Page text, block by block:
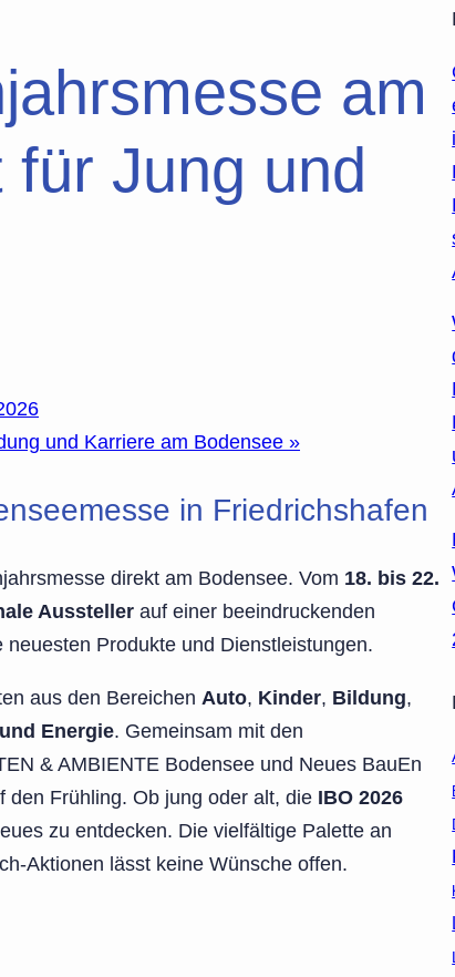
am
für Jung und
und Karriere am Bodensee »
in Friedrichshafen
direkt am Bodensee. Vom 18. bis 22.
Aussteller auf einer beeindruckenden
neuesten Produkte und Dienstleistungen.
aus den Bereichen Auto, Kinder, Bildung,
Energie. Gemeinsam mit den
& AMBIENTE Bodensee und Neues BauEn
den Frühling. Ob jung oder alt, die IBO 2026
zu entdecken. Die vielfältige Palette an
Aktionen lässt keine Wünsche offen.